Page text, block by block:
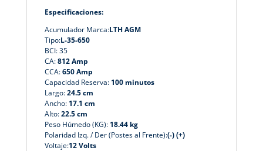
Especificaciones:
Acumulador Marca:LTH AGM
Tipo:L-35-650
BCI: 35
CA:812 Amp
CCA:650 Amp
Capacidad Reserva: 100 minutos
Largo:24.5 cm
Ancho: 17.1 cm
Alto:22.5 cm
Peso Húmedo (KG): 18.44 kg
Polaridad Izq. / Der (Postes al Frente):(-) (+)
Voltaje:12 Volts